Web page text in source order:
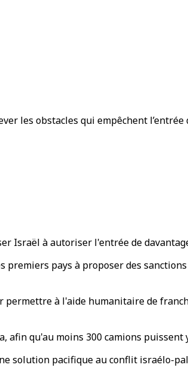
les obstacles qui empêchent l’entrée
Israël à autoriser l'entrée de
pays à proposer des
à l'aide humanitaire de
qu'au moins 300 camions puissent
solution pacifique au conflit israélo-